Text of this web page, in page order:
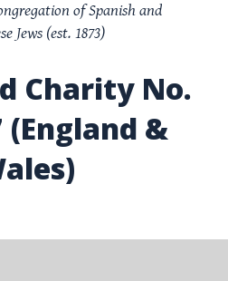
of Spanish and
Jews (est. 1873)
Charity No.
(England &